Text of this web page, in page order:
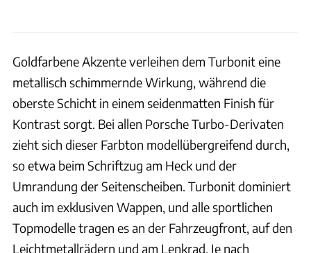
Goldfarbene Akzente verleihen dem Turbonit eine
metallisch schimmernde Wirkung, während die
oberste Schicht in einem seidenmatten Finish für
Kontrast sorgt. Bei allen Porsche Turbo-Derivaten
zieht sich dieser Farbton modellübergreifend durch,
so etwa beim Schriftzug am Heck und der
Umrandung der Seitenscheiben. Turbonit dominiert
auch im exklusiven Wappen, und alle sportlichen
Topmodelle tragen es an der Fahrzeugfront, auf den
Leichtmetallrädern und am Lenkrad. Je nach